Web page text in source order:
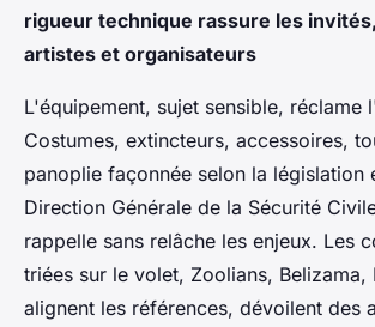
rigueur technique rassure les
artistes et organisateurs
L'équipement, sujet sensible,
Costumes, extincteurs, accessoires,
panoplie façonnée selon la législation
Direction Générale de la Sécurité
rappelle sans relâche les enjeux. Les
triées sur le volet, Zoolians, Belizama,
alignent les références, dévoilent des